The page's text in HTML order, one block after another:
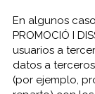
En algunos
PROMOCIÓ I
usuarios a
datos a
(por ejemplo,